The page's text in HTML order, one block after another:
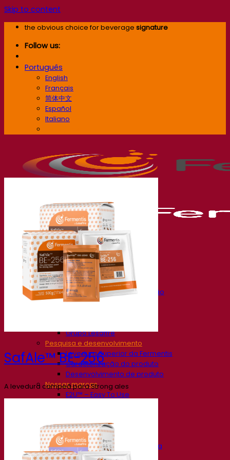
Skip to content
the obvious choice for beverage signature
Follow us:
Português
English
Français
简体中文
Español
Italiano
Nossa empresa
Sobre nós
Especialista em fermentação
O Campus Fermentis
Grupo Lesaffre
Pesquisa e desenvolvimento
Levedura Superior da Fermentis
Caracterização do produto
Desenvolvimento de produto
Nossas marcas
E2U™ – Easy To Use
Fermentis Academy™
Outros serviços
Fabricação sob encomenda
Degustações de bebidas
SafAle™ BE-256
A levedura campeã para Strong ales